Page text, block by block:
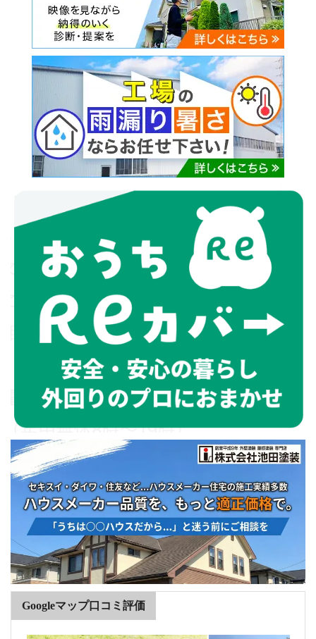
Googleマップ口コミ評価